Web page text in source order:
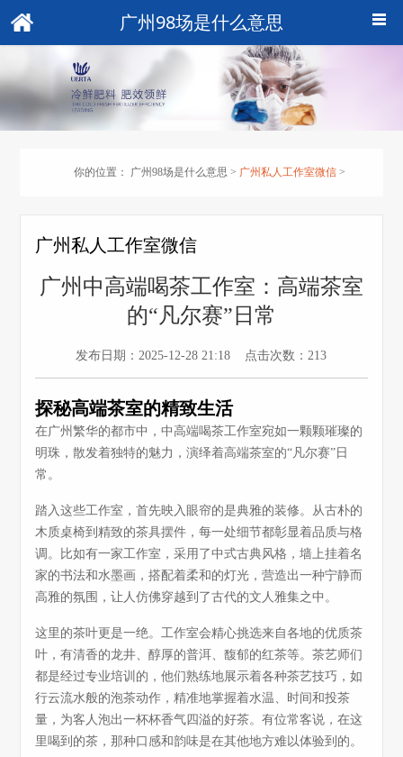
广州98场是什么意思
你的位置： 广州98场是什么意思 > 广州私人工作室微信 >
广州私人工作室微信
‌广州中高端喝茶工作室‌：高端茶室
的“凡尔赛”日常
发布日期：2025-12-28 21:18 点击次数：213
探秘高端茶室的精致生活
在广州繁华的都市中，中高端喝茶工作室宛如一颗颗璀璨的
明珠，散发着独特的魅力，演绎着高端茶室的“凡尔赛”日
常。
踏入这些工作室，首先映入眼帘的是典雅的装修。从古朴的
木质桌椅到精致的茶具摆件，每一处细节都彰显着品质与格
调。比如有一家工作室，采用了中式古典风格，墙上挂着名
家的书法和水墨画，搭配着柔和的灯光，营造出一种宁静而
高雅的氛围，让人仿佛穿越到了古代的文人雅集之中。
这里的茶叶更是一绝。工作室会精心挑选来自各地的优质茶
叶，有清香的龙井、醇厚的普洱、馥郁的红茶等。茶艺师们
都是经过专业培训的，他们熟练地展示着各种茶艺技巧，如
行云流水般的泡茶动作，精准地掌握着水温、时间和投茶
量，为客人泡出一杯杯香气四溢的好茶。有位常客说，在这
里喝到的茶，那种口感和韵味是在其他地方难以体验到的。